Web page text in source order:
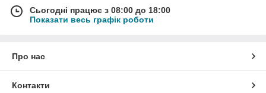
Сьогодні працює з 08:00 до 18:00
Показати весь графік роботи
Про нас
Контакти